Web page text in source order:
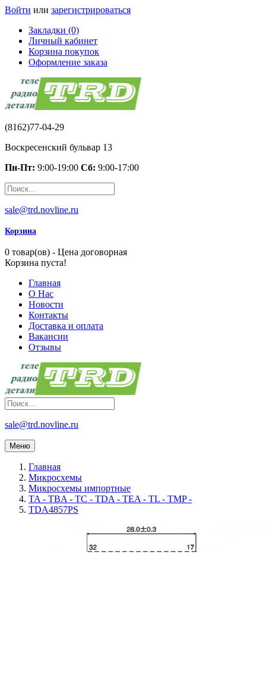
Войти или зарегистрироваться
Закладки (0)
Личный кабинет
Корзина покупок
Оформление заказа
(8162)77-04-29
Воскресенский бульвар 13
Пн-Пт: 9:00-19:00 Сб: 9:00-17:00
sale@trd.novline.ru
Корзина
0 товар(ов) - Цена договорная
Корзина пуста!
Главная
О Нас
Новости
Контакты
Доставка и оплата
Вакансии
Отзывы
sale@trd.novline.ru
Меню
Главная
Микросхемы
Микросхемы импортные
TA - TBA - TC - TDA - TEA - TL - TMP -
TDA4857PS